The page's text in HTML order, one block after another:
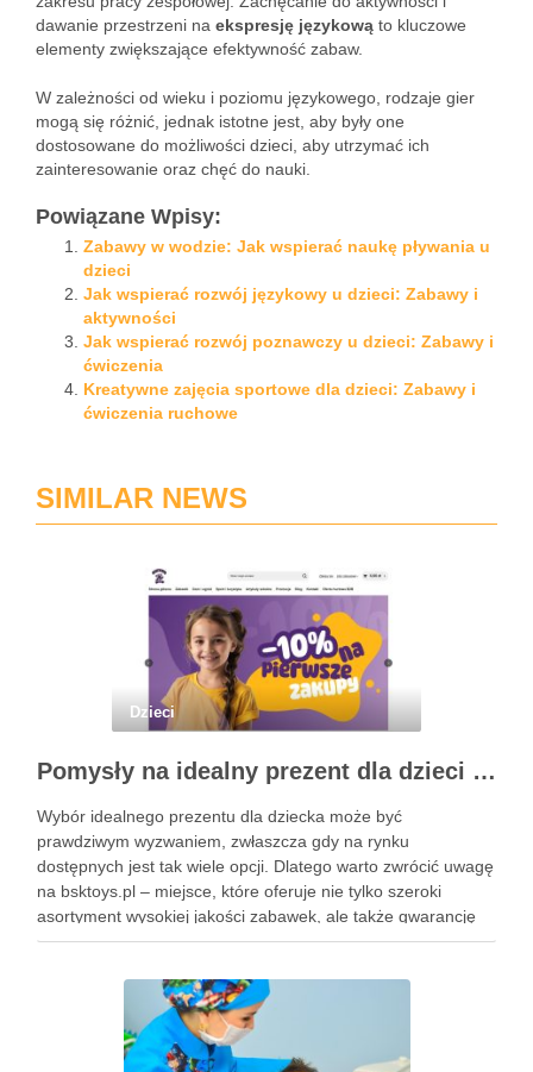
dawanie przestrzeni na ekspresję językową to kluczowe
elementy zwiększające efektywność zabaw.
W zależności od wieku i poziomu językowego, rodzaje gier
mogą się różnić, jednak istotne jest, aby były one
dostosowane do możliwości dzieci, aby utrzymać ich
zainteresowanie oraz chęć do nauki.
Powiązane Wpisy:
Zabawy w wodzie: Jak wspierać naukę pływania u
dzieci
Jak wspierać rozwój językowy u dzieci: Zabawy i
aktywności
Jak wspierać rozwój poznawczy u dzieci: Zabawy i
ćwiczenia
Kreatywne zajęcia sportowe dla dzieci: Zabawy i
ćwiczenia ruchowe
SIMILAR NEWS
Dzieci
Pomysły na idealny prezent dla dzieci z BSKToys
Wybór idealnego prezentu dla dziecka może być
prawdziwym wyzwaniem, zwłaszcza gdy na rynku
dostępnych jest tak wiele opcji. Dlatego warto zwrócić uwagę
na bsktoys.pl – miejsce, które oferuje nie tylko szeroki
asortyment wysokiej jakości zabawek, ale także gwarancję
bezpieczeństwa i trwałości. Każdy rodzic pragnie, aby jego